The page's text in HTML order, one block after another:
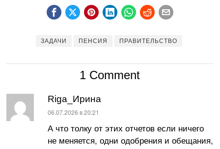
ЗАДАЧИ ПЕНСИЯ ПРАВИТЕЛЬСТВО
1 Comment
Riga_Ирина
:
06.07.2026 в 20:21
А что толку от этих отчетов если ничего
не меняется, одни одобрения и обещания,